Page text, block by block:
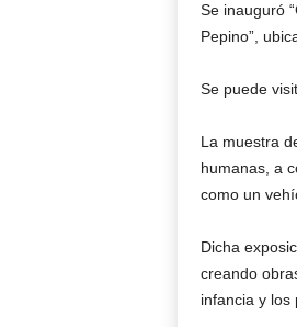
Se inauguró
Pepino”,
Se puede
La muestra
humanas, a
como un
Dicha
creando
infancia y los